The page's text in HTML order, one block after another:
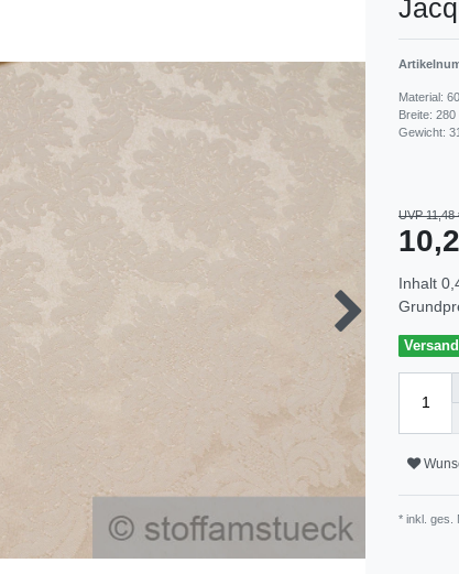
Material:
Breite: 280
Gewicht:
UVP 11,48
Inhalt
* inkl. ges.